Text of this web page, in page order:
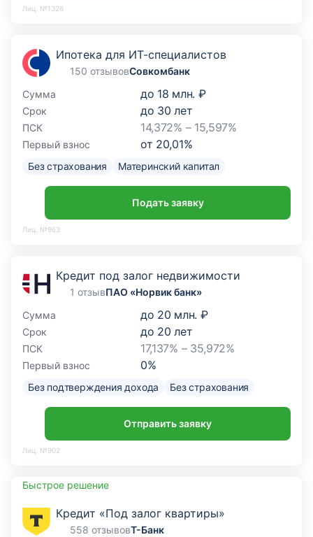
Лиц. №1326
Ипотека для ИТ-специалистов
150 отзывовСовкомбанк
Сумма
до 18 млн. ₽
Срок до 30 лет
ПСК 14,372% – 15,597%
Первый взнос от 20,01%
Без страхования Материнский капитал
Подать заявку
Лиц. №963
Кредит под залог недвижимости
1 отзывПАО «Норвик банк»
Сумма
до 20 млн. ₽
Срок до 20 лет
ПСК 17,137% – 35,972%
Первый взнос 0%
Без подтверждения дохода Без страхования
Отправить заявку
Лиц. №902
Быстрое решение
Кредит «Под залог квартиры»
558 отзывовТ-Банк